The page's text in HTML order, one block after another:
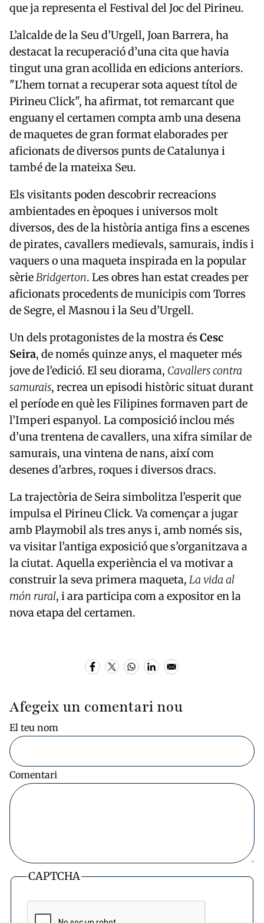
que ja representa el Festival del Joc del Pirineu.
L’alcalde de la Seu d’Urgell, Joan Barrera, ha
destacat la recuperació d’una cita que havia
tingut una gran acollida en edicions anteriors.
"L’hem tornat a recuperar sota aquest títol de
Pirineu Click", ha afirmat, tot remarcant que
enguany el certamen compta amb una desena
de maquetes de gran format elaborades per
aficionats de diversos punts de Catalunya i
també de la mateixa Seu.
Els visitants poden descobrir recreacions
ambientades en èpoques i universos molt
diversos, des de la història antiga fins a escenes
de pirates, cavallers medievals, samurais, indis i
vaquers o una maqueta inspirada en la popular
sèrie Bridgerton. Les obres han estat creades per
aficionats procedents de municipis com Torres
de Segre, el Masnou i la Seu d’Urgell.
Un dels protagonistes de la mostra és Cesc
Seira, de només quinze anys, el maqueter més
jove de l’edició. El seu diorama, Cavallers contra
samurais, recrea un episodi històric situat durant
el període en què les Filipines formaven part de
l’Imperi espanyol. La composició inclou més
d’una trentena de cavallers, una xifra similar de
samurais, una vintena de nans, així com
desenes d’arbres, roques i diversos dracs.
La trajectòria de Seira simbolitza l’esperit que
impulsa el Pirineu Click. Va començar a jugar
amb Playmobil als tres anys i, amb només sis,
va visitar l’antiga exposició que s’organitzava a
la ciutat. Aquella experiència el va motivar a
construir la seva primera maqueta, La vida al
món rural, i ara participa com a expositor en la
nova etapa del certamen.
Afegeix un comentari nou
El teu nom
Comentari
CAPTCHA